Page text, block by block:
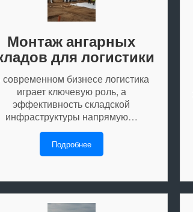
Монтаж ангарных
для логистики
современном бизнесе логистика
играет ключевую роль, а
эффективность складской
инфраструктуры напрямую…
Подробнее